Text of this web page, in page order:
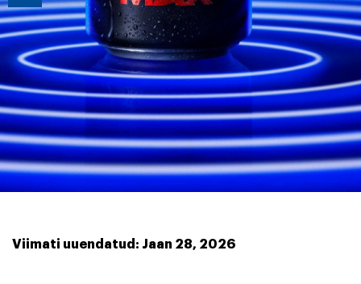
Viimati uuendatud: Jaan 28, 2026